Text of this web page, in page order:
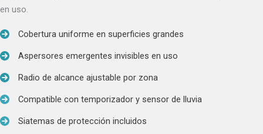
en uso.
Cobertura uniforme en superficies grandes
Aspersores emergentes invisibles en uso
Radio de alcance ajustable por zona
Compatible con temporizador y sensor de lluvia
Siatemas de protección incluidos